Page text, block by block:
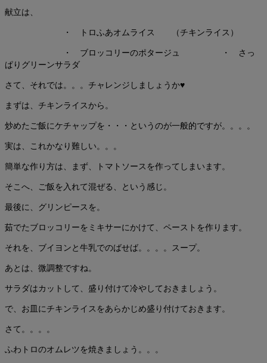
献立は、
・ トロふあオムライス （チキンライス）
・ ブロッコリーのポタージュ ・ さっ
ぱりグリーンサラダ
さて、それでは。。。チャレンジしましょうか♥
まずは、チキンライスから。
炒めたご飯にケチャップを・・・というのが一般的ですが。。。。
実は、これかなり難しい。。。
簡単な作り方は、まず、トマトソースを作ってしまいます。
そこへ、ご飯を入れて混ぜる、という感じ。
最後に、グリンピースを。
茹でたブロッコリーをミキサーにかけて、ペーストを作ります。
それを、ブイヨンと牛乳でのばせば。。。。スープ。
あとは、微調整ですね。
サラダはカットして、盛り付けて冷やしておきましょう。
で、お皿にチキンライスをあらかじめ盛り付けておきます。
さて。。。。
ふわトロのオムレツを焼きましょう。。。